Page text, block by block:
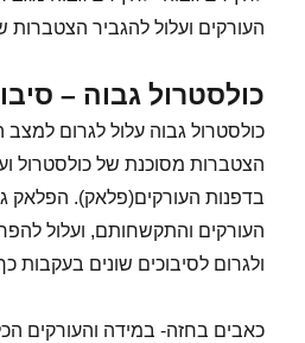
העורקים ועלול להגביר הצטברות
כולסטרול גבוה –
כולסטרול גבוה עלול לגרום
הצטברות מסוכנת של כולסטרול
בדפנות העורקים(פלאק). הפלאק
העורקים והתקשחותם, ועלול
ולגרום לסיבוכים שונים בעקבות
כאבים בחזה- במידה והעורקים